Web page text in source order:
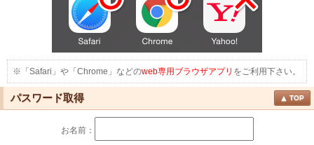
※「Safari」や「Chrome」などのweb専用ブラウザアプリ をご利用下さい。
パスワード取得 TOP
お名前：